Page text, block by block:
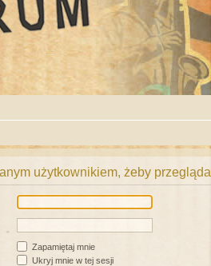
użytkownikiem, żeby
Zapamiętaj mnie
Ukryj mnie w tej sesji